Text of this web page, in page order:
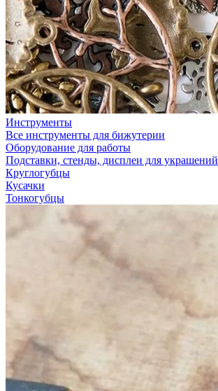
Инструменты
Все инструменты для бижутерии
Оборудование для работы
Подставки, стенды, дисплеи для украшений
Круглогубцы
Кусачки
Тонкогубцы